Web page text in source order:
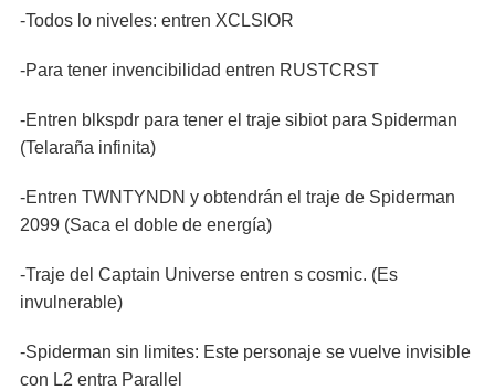
-Todos lo niveles: entren XCLSIOR
-Para tener invencibilidad entren RUSTCRST
-Entren blkspdr para tener el traje sibiot para Spiderman
(Telaraña infinita)
-Entren TWNTYNDN y obtendrán el traje de Spiderman
2099 (Saca el doble de energía)
-Traje del Captain Universe entren s cosmic. (Es
invulnerable)
-Spiderman sin limites: Este personaje se vuelve invisible
con L2 entra Parallel